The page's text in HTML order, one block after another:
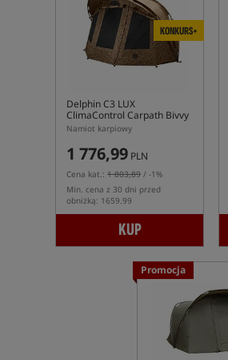
KONKURS+
Delphin C3 LUX
ClimaControl Carpath Bivvy
Namiot karpiowy
1 776,99 PLN
Cena kat.: 1 803,89 / -1%
Min. cena z 30 dni przed
obniżką: 1659.99
KUP
Promocja